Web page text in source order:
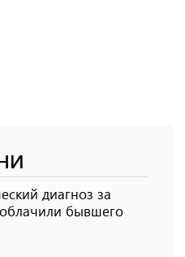
диагноз за
бывшего